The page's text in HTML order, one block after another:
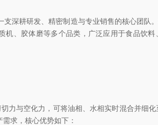
深耕研发、精密制造与专业销售的核心团队
、胶体磨等多个品类，广泛应用于食品饮
力与空化力，可将油相、水相实时混合并细
求，核心优势如下：